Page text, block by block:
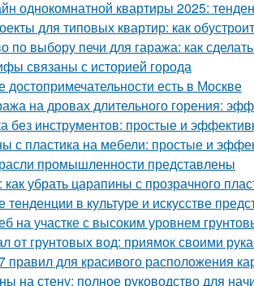
однокомнатной квартиры 2025:
для типовых квартир: как
по выбору печи для гаража: как
связаны с историей города
есть в Москве
на дровах длительного горения:
без инструментов: простые и
с пластика на мебели: простые и
промышленности представлены
убрать царапины с прозрачного
в культуре и искусстве
на участке с высоким уровнем
от грунтовых вод: приямок своими
для красивого расположения
на стену: полное руководство для